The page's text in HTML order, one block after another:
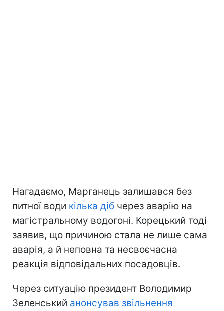
Нагадаємо, Марганець залишався без
питної води кілька діб через аварію на
магістральному водогоні. Корецький тоді
заявив, що причиною стала не лише сама
аварія, а й неповна та несвоєчасна
реакція відповідальних посадовців.
Через ситуацію президент Володимир
Зеленський анонсував звільнення